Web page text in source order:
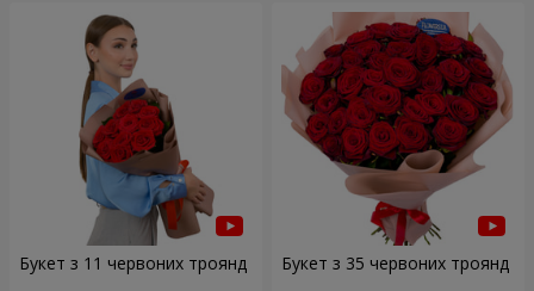
Букет з 11 червоних троянд Букет з 35 червоних троянд